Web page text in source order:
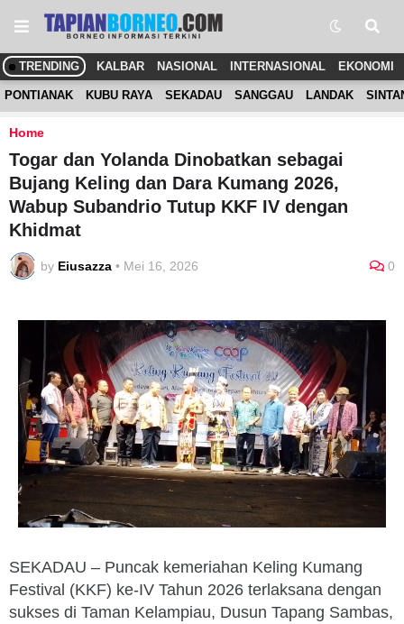
TRENDING KALBAR NASIONAL INTERNASIONAL EKONOMI
PONTIANAK KUBU RAYA SEKADAU SANGGAU LANDAK
Home
Togar dan Yolanda Dinobatkan sebagai
Bujang Keling dan Dara Kumang 2026,
Wabup Subandrio Tutup KKF IV dengan
Khidmat
by Eiusazza • Mei 16, 2026 0
SEKADAU – Puncak kemeriahan Keling Kumang
Festival (KKF) ke-IV Tahun 2026 terlaksana dengan
sukses di Taman Kelampiau, Dusun Tapang Sambas,